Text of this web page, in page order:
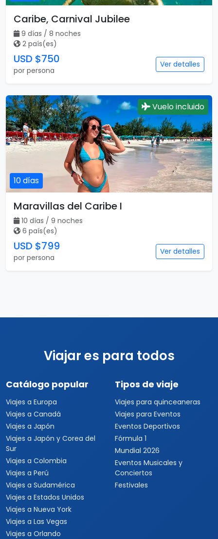
Caribe, Carnival Jubilee
9 días / 8 noches
2 país(es)
USD $750
por persona
Ver detalles
10 días
Vuelo incluido
Maravillas del Caribe I
10 días / 9 noches
6 país(es)
USD $799
por persona
Ver detalles
Viajar es para todos
Catálogo popular
Viajes a Europa
Viajes a Canadá
Viajes a Japón
Viajes a Japón y Corea del
Sur
Viajes a Colombia
Viajes a Perú
Viajes a Sudamérica
Viajes a Estados Unidos
Viajes a Nueva York
Viajes a Las Vegas
Viajes a Orlando
Tipos de viaje
Viajes para quinceaneras
Viajes para Eventos
Eventos Deportivos
Fórmula 1
Mundial 2026
Eventos Musicales y
Conciertos
Festivales